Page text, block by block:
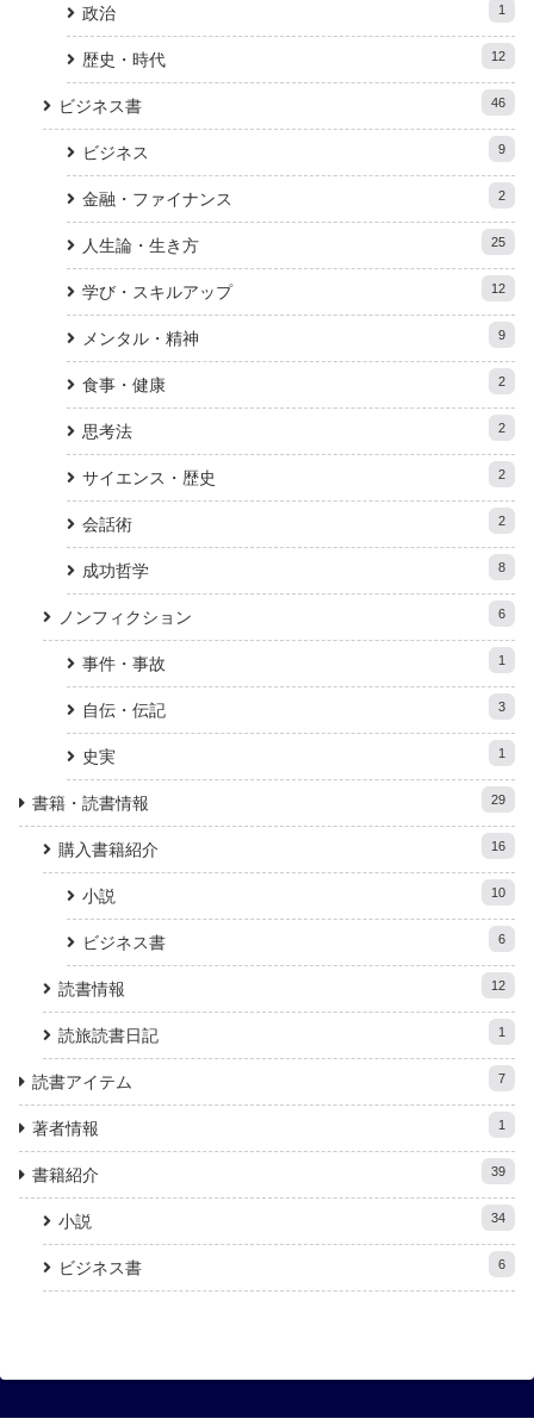
政治 1
歴史・時代 12
ビジネス書 46
ビジネス 9
金融・ファイナンス 2
人生論・生き方 25
学び・スキルアップ 12
メンタル・精神 9
食事・健康 2
思考法 2
サイエンス・歴史 2
会話術 2
成功哲学 8
ノンフィクション 6
事件・事故 1
自伝・伝記 3
史実 1
書籍・読書情報 29
購入書籍紹介 16
小説 10
ビジネス書 6
読書情報 12
読旅読書日記 1
読書アイテム 7
著者情報 1
書籍紹介 39
小説 34
ビジネス書 6